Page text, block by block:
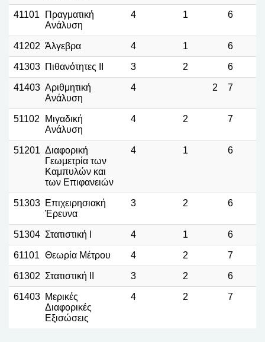
41101
Πραγματική
Ανάλυση
4 1 6
41202 Άλγεβρα 4 1 6
41303 Πιθανότητες ΙΙ 3 2 6
41403 Αριθμητική
Ανάλυση
4 2 7
51102
Μιγαδική
Ανάλυση
4 2 7
51201 Διαφορική
Γεωμετρία των
Καμπυλών και
των Επιφανειών
4 1 6
51303 Επιχειρησιακή
Έρευνα
3 2 6
51304 Στατιστική Ι 4 1 6
61101 Θεωρία Μέτρου 4 2 7
61302 Στατιστική ΙΙ 3 2 6
61403 Μερικές
Διαφορικές
Εξισώσεις
4 2 7